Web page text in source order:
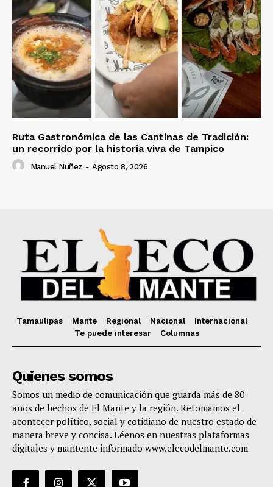
Ruta Gastronómica de las Cantinas de Tradición:
un recorrido por la historia viva de Tampico
Manuel Nuñez - Agosto 8, 2026
Tamaulipas Mante Regional Nacional
Internacional
Te puede interesar
Columnas
Quienes somos
Somos un medio de comunicación que guarda más de 80
años de hechos de El Mante y la región. Retomamos el
acontecer político, social y cotidiano de nuestro estado de
manera breve y concisa. Léenos en nuestras plataformas
digitales y mantente informado www.elecodelmante.com